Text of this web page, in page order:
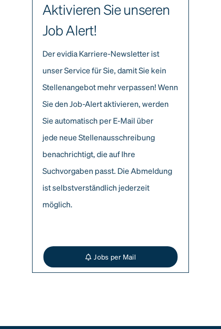
Aktivieren Sie unseren
Job Alert!
Der evidia Karriere-Newsletter ist
unser Service für Sie, damit Sie kein
Stellenangebot mehr verpassen! Wenn
Sie den Job-Alert aktivieren, werden
Sie automatisch per E-Mail über
jede neue Stellenausschreibung
benachrichtigt, die auf Ihre
Suchvorgaben passt. Die Abmeldung
ist selbstverständlich jederzeit
möglich.
Jobs per Mail